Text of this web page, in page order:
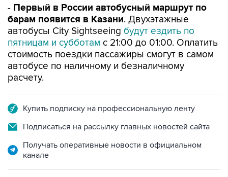
- Первый в России автобусный маршрут по
барам появится в Казани. Двухэтажные
автобусы City Sightseeing будут ездить по
пятницам и субботам с 21:00 до 01:00. Оплатить
стоимость поездки пассажиры смогут в самом
автобусе по наличному и безналичному
расчету.
Купить подписку на профессиональную ленту
Подписаться на рассылку главных новостей сайта
Получать оперативные новости в официальном
канале